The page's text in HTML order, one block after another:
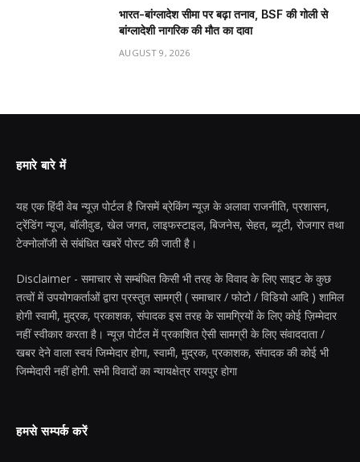
भारत-बांग्लादेश सीमा पर बढ़ा तनाव, BSF की गोली से
बांग्लादेशी नागरिक की मौत का दावा
AUGUST 9, 2026
हमारे बारे में
यह एक हिंदी वेब न्यूज़ पोर्टल है जिसमें ब्रेकिंग न्यूज़ के अलावा राजनीति, प्रशासन,
ट्रेंडिंग न्यूज, बॉलीवुड, खेल जगत, लाइफस्टाइल, बिजनेस, सेहत, ब्यूटी, रोजगार तथा
टेक्नोलॉजी से संबंधित खबरें पोस्ट की जाती है।
Disclaimer - समाचार से सम्बंधित किसी भी तरह के विवाद के लिए साइट के कुछ
तत्वों में उपयोगकर्ताओं द्वारा प्रस्तुत सामग्री ( समाचार / फोटो / विडियो आदि ) शामिल
होगी स्वामी, मुद्रक, प्रकाशक, संपादक इस तरह के सामग्रियों के लिए कोई ज़िम्मेदार
नहीं स्वीकार करता है। न्यूज़ पोर्टल में प्रकाशित ऐसी सामग्री के लिए संवाददाता /
खबर देने वाला स्वयं जिम्मेदार होगा, स्वामी, मुद्रक, प्रकाशक, संपादक की कोई भी
जिम्मेदारी नहीं होगी. सभी विवादों का न्यायक्षेत्र रायपुर होगा
हमसे सम्पर्क करें